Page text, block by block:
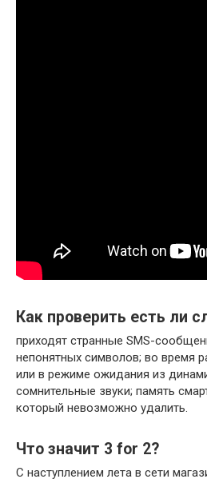
Как проверить есть ли
приходят странные SMS-
непонятных символов; во время
или в режиме ожидания из
сомнительные звуки; память
который невозможно удалить.
Что значит 3 for 2?
С наступлением лета в сети